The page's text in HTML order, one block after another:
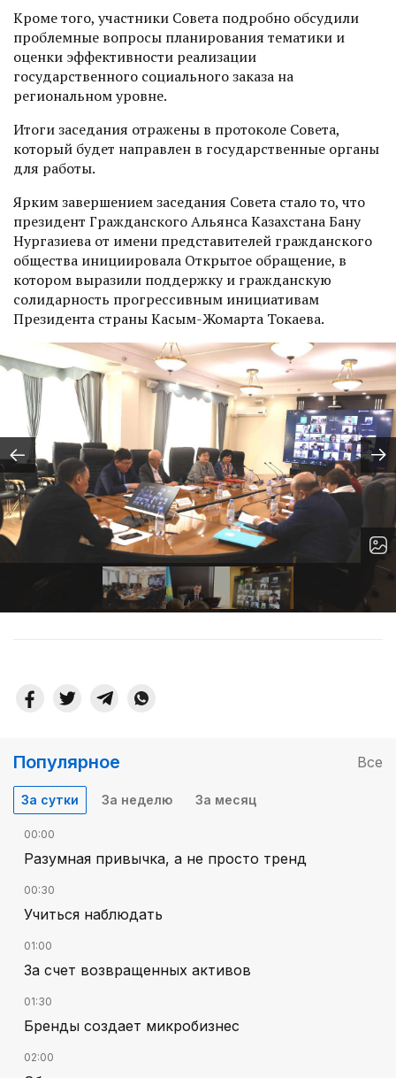
Кроме того, участники Совета подробно обсудили
проблемные вопросы планирования тематики и
оценки эффективности реализации
государственного социального заказа на
региональном уровне.
Итоги заседания отражены в протоколе Совета,
который будет направлен в государственные органы
для работы.
Ярким завершением заседания Совета стало то, что
президент Гражданского Альянса Казахстана Бану
Нургазиева от имени представителей гражданского
общества инициировала Открытое обращение, в
котором выразили поддержку и гражданскую
солидарность прогрессивным инициативам
Президента страны Касым-Жомарта Токаева.
Пред.
Популярное Все
За сутки За неделю За месяц
00:00
Разумная привычка, а не просто тренд
00:30
Учиться наблюдать
01:00
За счет возвращенных активов
01:30
Бренды создает микробизнес
02:00